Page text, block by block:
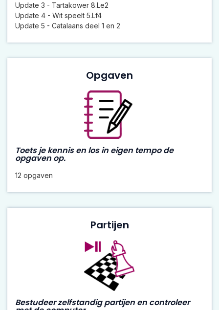
Update 3 - Tartakower 8.Le2
Update 4 - Wit speelt 5.Lf4
Update 5 - Catalaans deel 1 en 2
Opgaven
Toets je kennis en los in eigen tempo de
opgaven op.
12 opgaven
Partijen
Bestudeer zelfstandig partijen en controleer